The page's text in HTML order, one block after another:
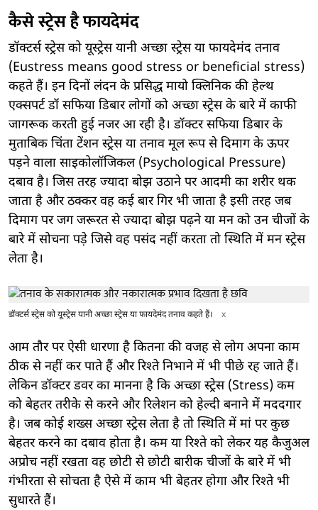
कैसे स्ट्रेस है फायदेमंद
डॉक्टर्स स्ट्रेस को यूस्ट्रेस यानी अच्छा स्ट्रेस या फायदेमंद तनाव
(Eustress means good stress or beneficial stress)
कहते हैं। इन दिनों लंदन के प्रसिद्ध मायो क्लिनिक की हेल्थ
एक्सपर्ट डॉ सफिया डिबार लोगों को अच्छा स्ट्रेस के बारे में काफी
जागरूक करती हुई नजर आ रही है। डॉक्टर सफिया डिबार के
मुताबिक चिंता टेंशन स्ट्रेस या तनाव मूल रूप से दिमाग के ऊपर
पड़ने वाला साइकोलॉजिकल (Psychological Pressure)
दबाव है। जिस तरह ज्यादा बोझ उठाने पर आदमी का शरीर थक
जाता है और ठक्कर वह कई बार गिर भी जाता है इसी तरह जब
दिमाग पर जग जरूरत से ज्यादा बोझ पढ़ने या मन को उन चीजों के
बारे में सोचना पड़े जिसे वह पसंद नहीं करता तो स्थिति में मन स्ट्रेस
लेता है।
डॉक्टर्स स्ट्रेस को यूस्ट्रेस यानी अच्छा स्ट्रेस या फायदेमंद तनाव कहते हैं। x
आम तौर पर ऐसी धारणा है कितना की वजह से लोग अपना काम
ठीक से नहीं कर पाते हैं और रिश्ते निभाने में भी पीछे रह जाते हैं।
लेकिन डॉक्टर डवर का मानना है कि अच्छा स्ट्रेस (Stress) कम
को बेहतर तरीके से करने और रिलेशन को हेल्दी बनाने में मददगार
है। जब कोई शख्स अच्छा स्ट्रेस लेता है तो स्थिति में मां पर कुछ
बेहतर करने का दबाव होता है। कम या रिश्ते को लेकर यह कैजुअल
अप्रोच नहीं रखता वह छोटी से छोटी बारीक चीजों के बारे में भी
गंभीरता से सोचता है ऐसे में काम भी बेहतर होगा और रिश्ते भी
सुधारते हैं।